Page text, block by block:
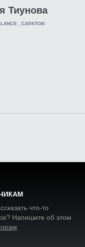
Тиунова
, САРАТОВ
что-то
Напишите об этом